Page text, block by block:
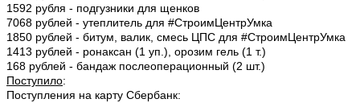
1592 рубля - подгузники для щенков
7068 рублей - утеплитель для #СтроимЦентрУмка
1850 рублей - битум, валик, смесь ЦПС для #СтроимЦентрУмка
1413 рублей - ронаксан (1 уп.), орозим гель (1 т.)
168 рублей - бандаж послеоперационный (2 шт.)
Поступило:
Поступления на карту Сбербанк: